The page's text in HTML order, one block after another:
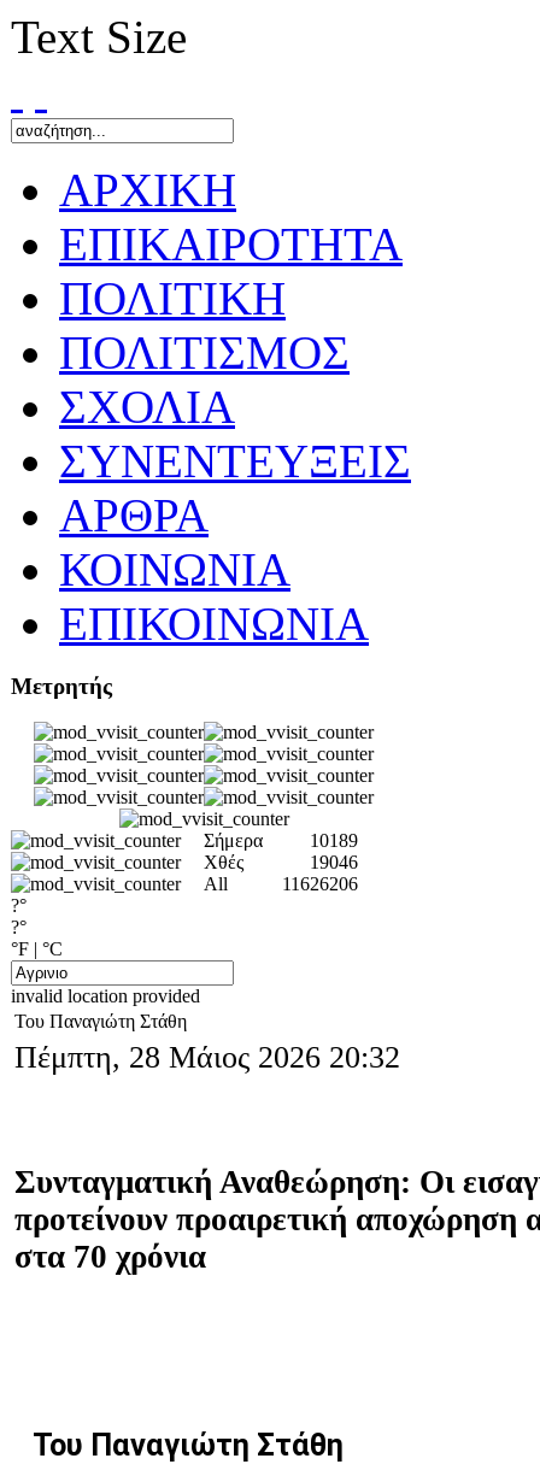
Text Size
ΑΡΧΙΚΗ
ΕΠΙΚΑΙΡΟΤΗΤΑ
ΠΟΛΙΤΙΚΗ
ΠΟΛΙΤΙΣΜΟΣ
ΣΧΟΛΙΑ
ΣΥΝΕΝΤΕΥΞΕΙΣ
ΑΡΘΡΑ
ΚΟΙΝΩΝΙΑ
ΕΠΙΚΟΙΝΩΝΙΑ
Μετρητής
Σήμερα
10189
Χθές
19046
All
11626206
?°
?°
°F | °C
invalid location provided
Του Παναγιώτη Στάθη
Πέμπτη, 28 Μάιος 2026 20:32
Συνταγματική Αναθεώρηση: Οι
προτείνουν προαιρετική αποχώρηση
στα 70 χρόνια
Του Παναγιώτη Στάθη